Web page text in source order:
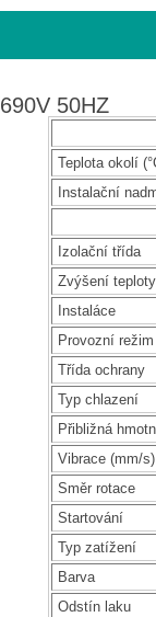
50HZ
Teplota okolí
Instalační
Izolační třída
Zvýšení
Instaláce
Provozní režim
Třída ochrany
Typ chlazení
Přibližná
Vibrace (mm/s)
Směr rotace
Startování
Typ zatížení
Barva
Odstín laku